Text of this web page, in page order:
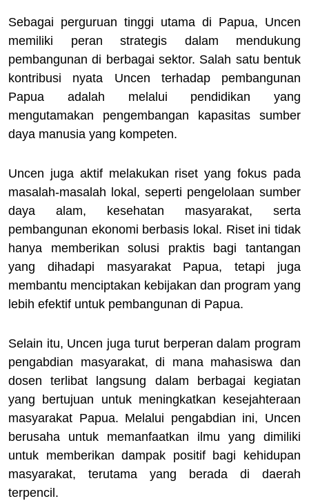
Sebagai perguruan tinggi utama di Papua, Uncen
memiliki peran strategis dalam mendukung
pembangunan di berbagai sektor. Salah satu bentuk
kontribusi nyata Uncen terhadap pembangunan
Papua adalah melalui pendidikan yang
mengutamakan pengembangan kapasitas sumber
daya manusia yang kompeten.
Uncen juga aktif melakukan riset yang fokus pada
masalah-masalah lokal, seperti pengelolaan sumber
daya alam, kesehatan masyarakat, serta
pembangunan ekonomi berbasis lokal. Riset ini tidak
hanya memberikan solusi praktis bagi tantangan
yang dihadapi masyarakat Papua, tetapi juga
membantu menciptakan kebijakan dan program yang
lebih efektif untuk pembangunan di Papua.
Selain itu, Uncen juga turut berperan dalam program
pengabdian masyarakat, di mana mahasiswa dan
dosen terlibat langsung dalam berbagai kegiatan
yang bertujuan untuk meningkatkan kesejahteraan
masyarakat Papua. Melalui pengabdian ini, Uncen
berusaha untuk memanfaatkan ilmu yang dimiliki
untuk memberikan dampak positif bagi kehidupan
masyarakat, terutama yang berada di daerah
terpencil.